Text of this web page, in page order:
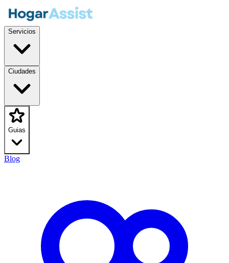
Servicios
Ciudades
Guias
Blog